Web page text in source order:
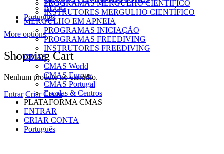
BLOG
Português
More options
Shopping Cart
Nenhum produto no carrinho.
Entrar Criar Conta
PROGRAMAS MERGULHO CIENTÍFICO
INSTRUTORES MERGULHO CIENTÍFICO
MERGULHO EM APNEIA
PROGRAMAS INICIAÇÃO
PROGRAMAS FREEDIVING
INSTRUTORES FREEDIVING
CMAS
CMAS World
CMAS Europe
CMAS Portugal
Escolas & Centros
PLATAFORMA CMAS
ENTRAR
CRIAR CONTA
Português